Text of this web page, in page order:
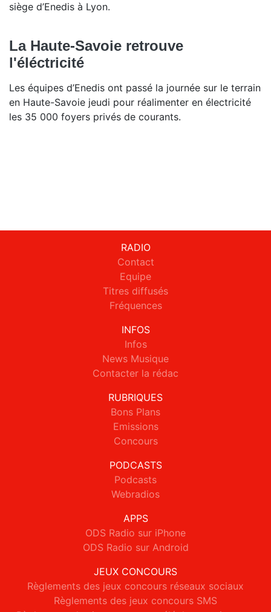
siège d’Enedis à Lyon.
La Haute-Savoie retrouve
l'éléctricité
Les équipes d’Enedis ont passé la journée sur le terrain
en Haute-Savoie jeudi pour réalimenter en électricité
les 35 000 foyers privés de courants.
RADIO
Contact
Equipe
Titres diffusés
Fréquences
INFOS
Infos
News Musique
Contacter la rédac
RUBRIQUES
Bons Plans
Emissions
Concours
PODCASTS
Podcasts
Webradios
APPS
ODS Radio sur iPhone
ODS Radio sur Android
JEUX CONCOURS
Règlements des jeux concours réseaux sociaux
Règlements des jeux concours SMS